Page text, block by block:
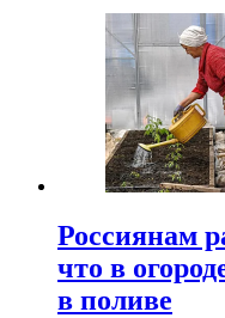
Россиянам
что в
в поливе